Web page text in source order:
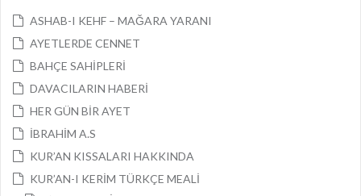
ASHAB-I KEHF – MAĞARA YARANI
AYETLERDE CENNET
BAHÇE SAHİPLERİ
DAVACILARIN HABERİ
HER GÜN BİR AYET
İBRAHİM A.S
KUR’AN KISSALARI HAKKINDA
KUR’AN-I KERİM TÜRKÇE MEALİ